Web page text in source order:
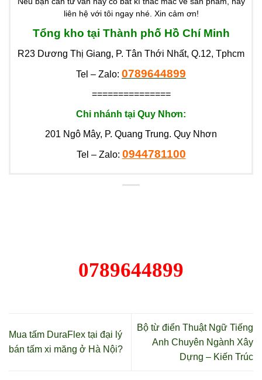
liên hệ với tôi ngay nhé. Xin cảm ơn!
Tổng kho tại Thành phố Hồ Chí Minh
R23 Dương Thị Giang, P. Tân Thới Nhất, Q.12, Tphcm
Tel – Zalo: 0789644899
===============
Chi nhánh tại Quy Nhơn:
201 Ngô Mây, P. Quang Trung. Quy Nhơn
Tel – Zalo: 0944781100
0789644899
Mua tấm DuraFlex tại đại lý
bán tấm xi măng ở Hà Nội?
Bộ từ điển Thuật Ngữ Tiếng
Anh Chuyên Ngành Xây
Dựng – Kiến Trúc